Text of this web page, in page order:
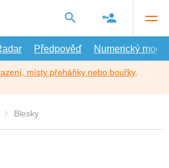
Předpověď Numerický model
místy přeháňky nebo bouřky,
Blesky